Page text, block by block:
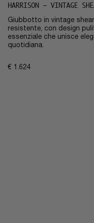
HARRISON – VINTAGE
Giubbotto in vintage
resistente, con design
essenziale che unisce
quotidiana.
€ 1.624